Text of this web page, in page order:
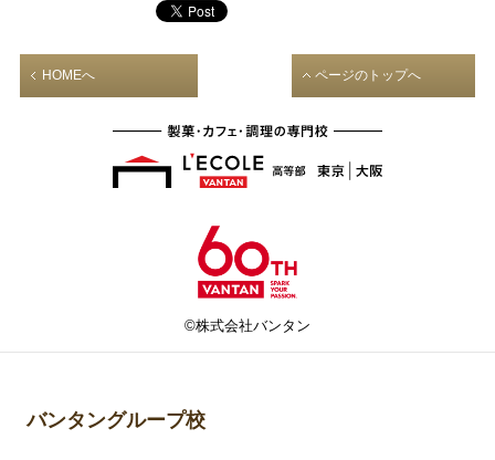
HOMEへ ページのトップへ
©株式会社バンタン
バンタングループ校